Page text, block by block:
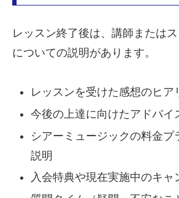
レッスン終了後は、講師または
についての説明があります。
レッスンを受けた感想のヒア
今後の上達に向けたアドバイ
シアーミュージックの料金プ
説明
入会特典や現在実施中のキャ